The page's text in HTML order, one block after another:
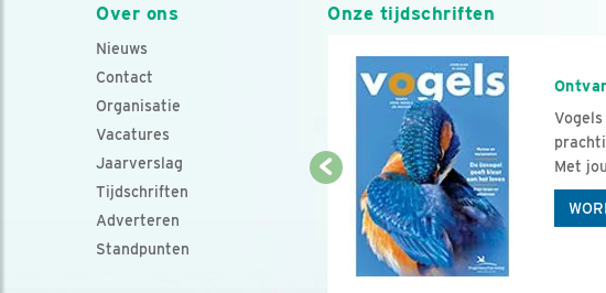
Over ons
Nieuws
Contact
Organisatie
Vacatures
Jaarverslag
Tijdschriften
Adverteren
Standpunten
Onze tijdschriften
Met